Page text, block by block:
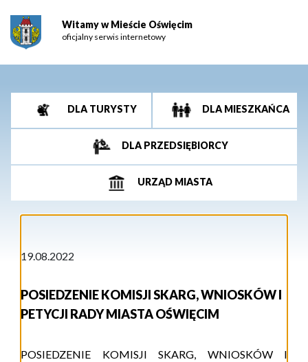
Witamy w Mieście Oświęcim
oficjalny serwis internetowy
DLA TURYSTY DLA MIESZKAŃCA
DLA PRZEDSIĘBIORCY
URZĄD MIASTA
19.08.2022
POSIEDZENIE KOMISJI SKARG, WNIOSKÓW I
PETYCJI RADY MIASTA OŚWIĘCIM
POSIEDZENIE KOMISJI SKARG, WNIOSKÓW I